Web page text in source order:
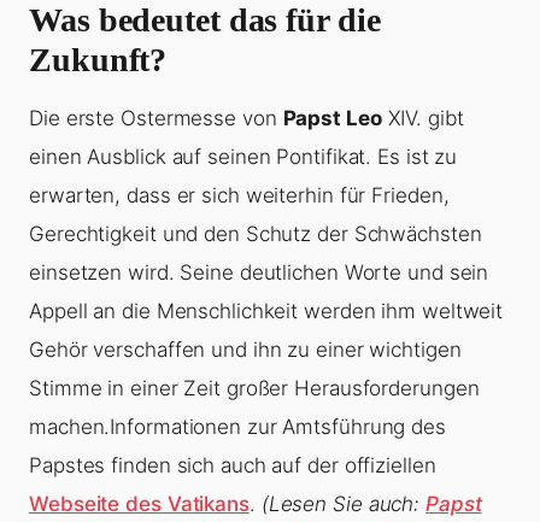
Was bedeutet das für die
Zukunft?
Die erste Ostermesse von Papst LeoXIV. gibt
einen Ausblick auf seinen Pontifikat. Es ist zu
erwarten, dass er sich weiterhin für Frieden,
Gerechtigkeit und den Schutz der Schwächsten
einsetzen wird. Seine deutlichen Worte und sein
Appell an die Menschlichkeit werden ihm weltweit
Gehör verschaffen und ihn zu einer wichtigen
Stimme in einer Zeit großer Herausforderungen
machen.Informationen zur Amtsführung des
Papstes finden sich auch auf der offiziellen
Webseite des Vatikans. (Lesen Sie auch:Papst